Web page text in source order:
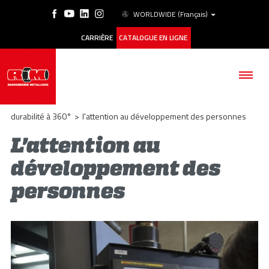
WORLDWIDE (Français)
CARRIÈRE CATALOGUE EN LIGNE
SOCIÉTÉ
PRODUITS
ESG
HISTORIQUE DES CAS
durabilité à 360° > l'attention au développement des personnes
L'attention au
développement des
personnes